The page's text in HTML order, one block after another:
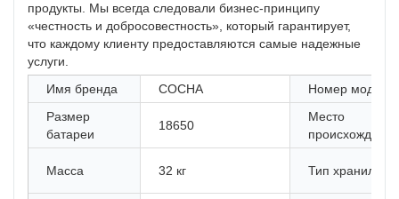
продукты. Мы всегда следовали бизнес-принципу
«честность и добросовестность», который гарантирует,
что каждому клиенту предоставляются самые надежные
услуги.
Имя бренда
СОСНА
Номер модели
Размер
батареи
18650
Место
происхождения
Масса 32 кг Тип хранилища